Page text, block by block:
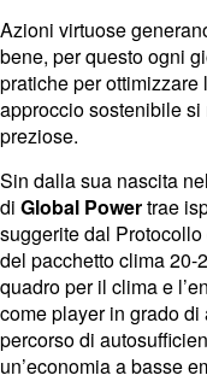
Azioni virtuose
bene, per questo ogni
pratiche per ottimizzare
approccio sostenibile
preziose.
Sin dalla sua nascita
di Global Powertrae
suggerite dal
del pacchetto clima 20-
quadro per il clima e
come player in grado
percorso di
un’economia a basse